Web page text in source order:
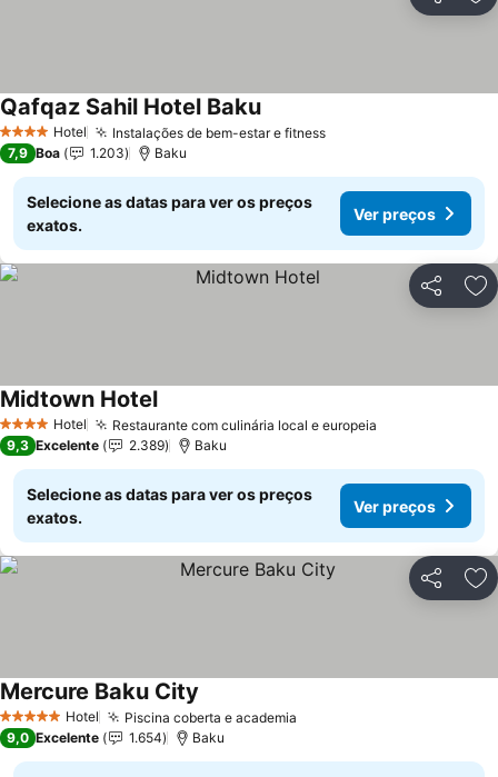
4 EstrelasHotel Instalações de bem-estar e fitnessVer preços
Qafqaz Sahil Hotel BakuVer preços
7,9 Boa 1.203 Baku
Selecione as datas para ver os preços
exatos.
Ver preços
Partilhar
4 EstrelasHotel Restaurante com culinária local e europeia
Midtown HotelVer preços
9,3 Excelente 2.389 Baku
Selecione as datas para ver os preços
exatos.
Ver preços
Partilhar
5 Estrelas Hotel Piscina coberta e academia
Mercure Baku City
9,0 Excelente 1.654 Baku